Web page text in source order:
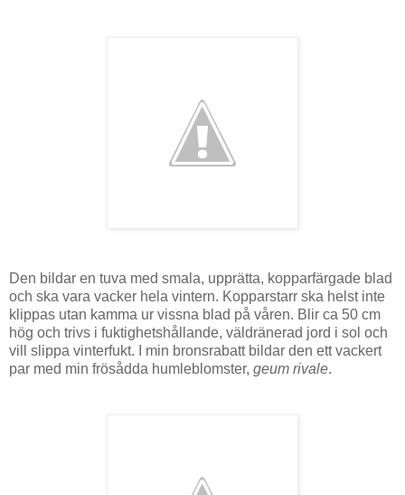
Den bildar en tuva med smala, upprätta, kopparfärgade blad
och ska vara vacker hela vintern. Kopparstarr ska helst inte
klippas utan kamma ur vissna blad på våren. Blir ca 50 cm
hög och trivs i fuktighetshållande, väldränerad jord i sol och
vill slippa vinterfukt. I min bronsrabatt bildar den ett vackert
par med min frösådda humleblomster, geum rivale.